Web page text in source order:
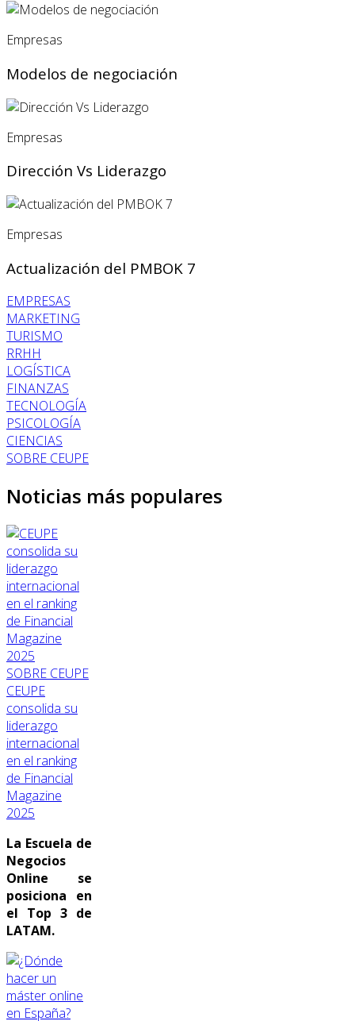
Empresas
Modelos de negociación
Empresas
Dirección Vs Liderazgo
Empresas
Actualización del PMBOK 7
EMPRESAS
MARKETING
TURISMO
RRHH
LOGÍSTICA
FINANZAS
TECNOLOGÍA
PSICOLOGÍA
CIENCIAS
SOBRE CEUPE
Noticias más populares
SOBRE CEUPE
CEUPE
consolida su
liderazgo
internacional
en el ranking
de Financial
Magazine
2025
La Escuela de
Negocios
Online se
posiciona en
el Top 3 de
LATAM.